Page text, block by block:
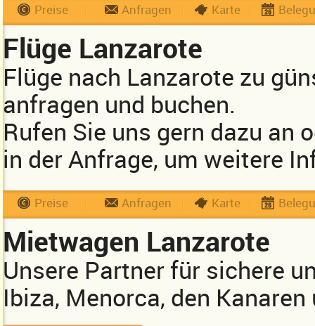
Preise Anfragen Karte
Flüge Lanzarote
Flüge nach Lanzarote zu
anfragen und buchen.
Rufen Sie uns gern dazu an
in der Anfrage, um weitere
Preise Anfragen Karte
Mietwagen Lanzarote
Unsere Partner für sichere
Ibiza, Menorca, den